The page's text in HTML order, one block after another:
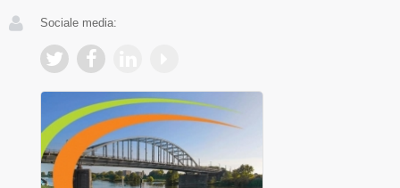
Sociale media: